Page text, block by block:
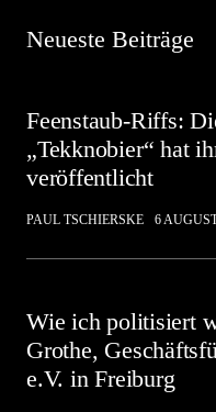
Neueste Beiträge
Feenstaub-Riffs:
„Tekknobier“ hat
veröffentlicht
PAUL TSCHIERSKE 6
Wie ich politisiert
Grothe,
e.V. in Freiburg